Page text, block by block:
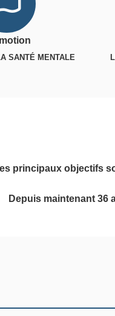
SANTÉ MENTALE
principaux objectifs
Depuis maintenant 36